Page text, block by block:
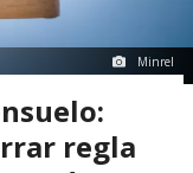
Minrel
regla